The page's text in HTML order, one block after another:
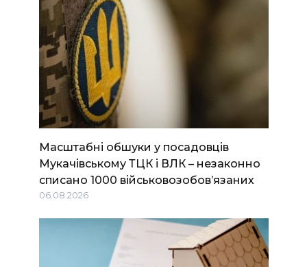
Масштабні обшуки у посадовців
Мукачівському ТЦК і ВЛК – незаконно
списано 1000 військовозобов’язаних
06.08.2026